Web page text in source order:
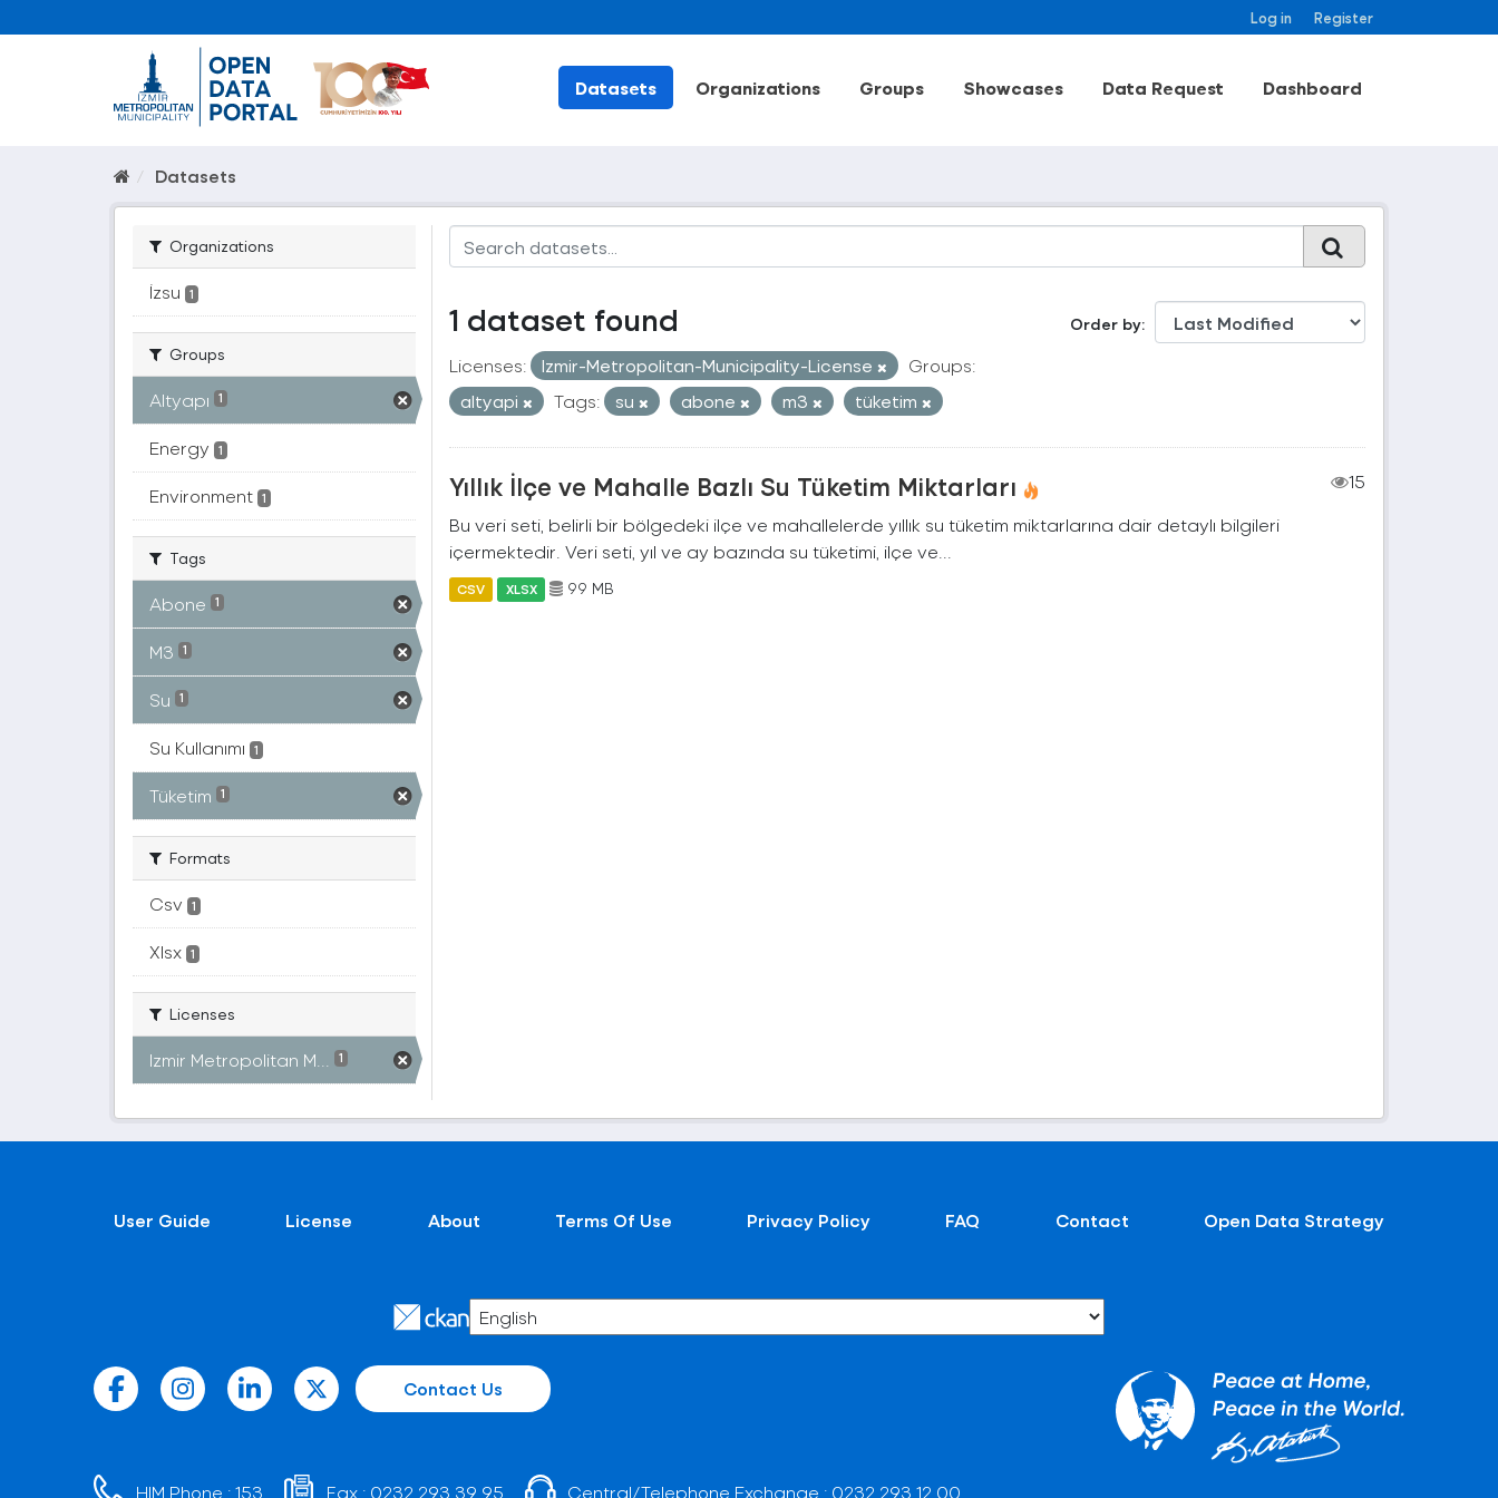
Log in Register
Datasets Organizations Groups Showcases Data Request Dashboard
Datasets
Organizations
İzsu 1
Groups
Altyapı 1
Energy 1
Environment 1
Tags
Abone 1
M3 1
Su 1
Su Kullanımı 1
Tüketim 1
Formats
Csv 1
Xlsx 1
Licenses
Izmir Metropolitan M... 1
Order by
1 dataset found
Licenses: Izmir-Metropolitan-Municipality-License
Groups:
altyapi
Tags: su abone m3 tüketim
Yıllık İlçe ve Mahalle Bazlı Su Tüketim Miktarları
15
Bu veri seti, belirli bir bölgedeki ilçe ve mahallelerde yıllık su tüketim miktarlarına dair detaylı bilgileri
içermektedir. Veri seti, yıl ve ay bazında su tüketimi, ilçe ve...
CSV XLSX 99 MB
User Guide License About Terms Of Use Privacy Policy FAQ Contact Open Data Strategy
Contact Us
HIM Phone :153 Fax : 0232 293 39 95 Central/Telephone Exchange : 0232 293 12 00